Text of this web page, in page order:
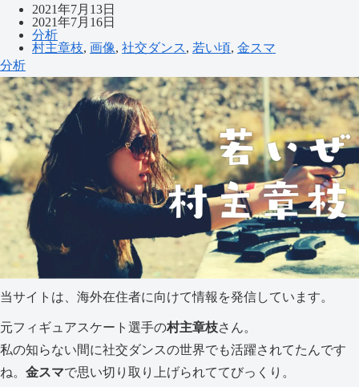
2021年7月13日
2021年7月16日
分析
村主章枝, 画像, 社交ダンス, 若い頃, 金スマ
分析
当サイトは、海外在住者に向けて情報を発信しています。
元フィギュアスケート選手の村主章枝さん。
私の知らない間に社交ダンスの世界でも活躍されてたんです
ね。 金スマで思い切り取り上げられててびっくり。